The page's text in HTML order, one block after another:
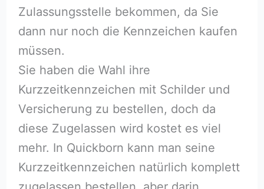
Zulassungsstelle bekommen, da Sie
dann nur noch die Kennzeichen kaufen
müssen.
Sie haben die Wahl ihre
Kurzzeitkennzeichen mit Schilder und
Versicherung zu bestellen, doch da
diese Zugelassen wird kostet es viel
mehr. In Quickborn kann man seine
Kurzzeitkennzeichen natürlich komplett